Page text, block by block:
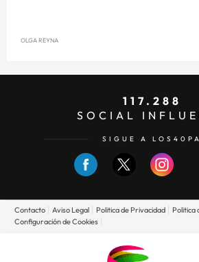
OLGA REYNA
117.288
SOCIAL
SIGUE A
Contacto Aviso Legal Politica de Privacidad
Politica
Configuración de Cookies